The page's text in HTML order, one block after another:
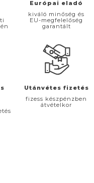
Európai eladó
kiváló minőség és
EU-megfelelőség
garantált
Utánvétes fizetés
fizess készpénzben
átvételkor